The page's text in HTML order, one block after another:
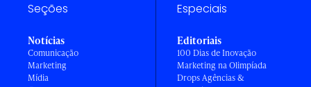
Seções
Notícias
Comunicação
Marketing
Mídia
Especiais
Editoriais
100 Dias de Inovação
Marketing na Olimpíada
Drops Agências &